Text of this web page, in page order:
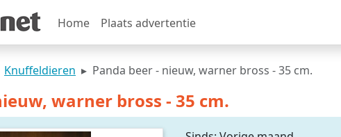
Home Plaats advertentie
Knuffeldieren Panda beer - nieuw, warner bross - 35 cm.
warner bross - 35 cm.